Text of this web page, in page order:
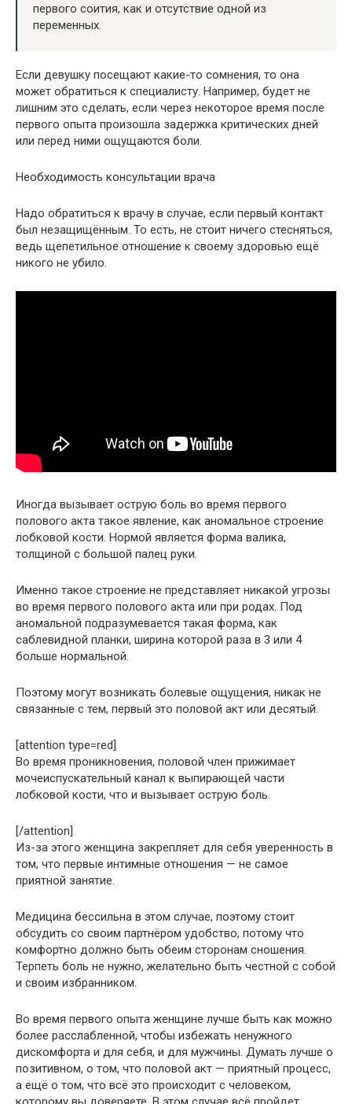
первого соития, как и отсутствие одной из
переменных.
Если девушку посещают какие-то сомнения, то она
может обратиться к специалисту. Например, будет не
лишним это сделать, если через некоторое время после
первого опыта произошла задержка критических дней
или перед ними ощущаются боли.
Необходимость консультации врача
Надо обратиться к врачу в случае, если первый контакт
был незащищённым. То есть, не стоит ничего стесняться,
ведь щепетильное отношение к своему здоровью ещё
никого не убило.
Иногда вызывает острую боль во время первого
полового акта такое явление, как аномальное строение
лобковой кости. Нормой является форма валика,
толщиной с большой палец руки.
Именно такое строение не представляет никакой угрозы
во время первого полового акта или при родах. Под
аномальной подразумевается такая форма, как
саблевидной планки, ширина которой раза в 3 или 4
больше нормальной.
Поэтому могут возникать болевые ощущения, никак не
связанные с тем, первый это половой акт или десятый.
[attention type=red]
Во время проникновения, половой член прижимает
мочеиспускательный канал к выпирающей части
лобковой кости, что и вызывает острую боль.
[/attention]
Из-за этого женщина закрепляет для себя уверенность в
том, что первые интимные отношения — не самое
приятной занятие.
Медицина бессильна в этом случае, поэтому стоит
обсудить со своим партнёром удобство, потому что
комфортно должно быть обеим сторонам сношения.
Терпеть боль не нужно, желательно быть честной с собой
и своим избранником.
Во время первого опыта женщине лучше быть как можно
более расслабленной, чтобы избежать ненужного
дискомфорта и для себя, и для мужчины. Думать лучше о
позитивном, о том, что половой акт — приятный процесс,
а ещё о том, что всё это происходит с человеком,